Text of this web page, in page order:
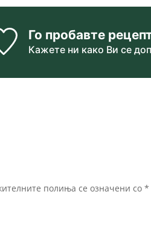
Го пробавте
Кажете ни како Ви се
полиња се означени со*